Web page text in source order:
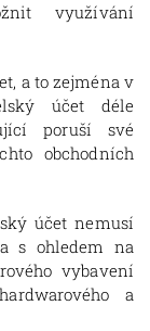
využívání
a to zejména v
účet déle
poruší své
obchodních
účet nemusí
s ohledem na
vybavení
a